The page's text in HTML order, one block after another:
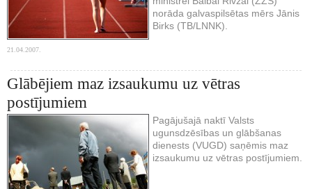
norāda galvaspilsētas mērs Jānis
Birks (TB/LNNK).
21.04.2007.
Glābējiem maz izsaukumu uz vētras
postījumiem
Pagājušajā naktī Valsts
ugunsdzēsības un glābšanas
dienests (VUGD) saņēmis maz
izsaukumu uz vētras postījumiem.